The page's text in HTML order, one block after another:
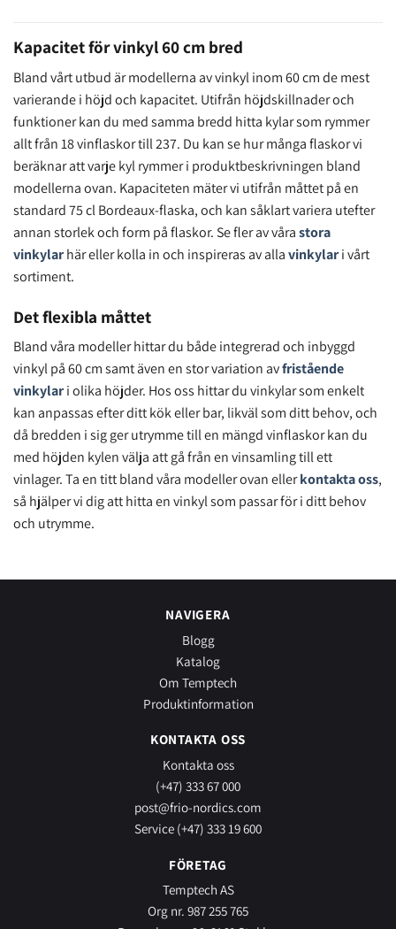
Kapacitet för vinkyl 60 cm bred
Bland vårt utbud är modellerna av vinkyl inom 60 cm de mest
varierande i höjd och kapacitet. Utifrån höjdskillnader och
funktioner kan du med samma bredd hitta kylar som rymmer
allt från 18 vinflaskor till 237. Du kan se hur många flaskor vi
beräknar att varje kyl rymmer i produktbeskrivningen bland
modellerna ovan. Kapaciteten mäter vi utifrån måttet på en
standard 75 cl Bordeaux-flaska, och kan såklart variera utefter
annan storlek och form på flaskor. Se fler av vårastora
vinkylarhär eller kolla in och inspireras av allavinkylari vårt
sortiment.
Det flexibla måttet
Bland våra modeller hittar du både integrerad och inbyggd
vinkyl på 60 cm samt även en stor variation avfristående
vinkylari olika höjder. Hos oss hittar du vinkylar som enkelt
kan anpassas efter ditt kök eller bar, likväl som ditt behov, och
då bredden i sig ger utrymme till en mängd vinflaskor kan du
med höjden kylen välja att gå från en vinsamling till ett
vinlager. Ta en titt bland våra modeller ovan ellerkontakta oss,
så hjälper vi dig att hitta en vinkyl som passar för i ditt behov
och utrymme.
NAVIGERA
Blogg
Katalog
Om Temptech
Produktinformation
KONTAKTA OSS
Kontakta oss
(+47) 333 67 000
post@frio-nordics.com
Service (+47) 333 19 600
FÖRETAG
Temptech AS
Org nr. 987 255 765